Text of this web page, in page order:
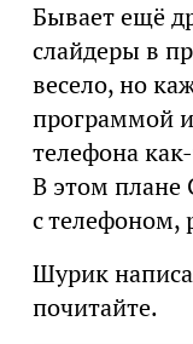
Бывает ещё
слайдеры в
весело, но
программой
телефона
В этом плане
с телефоном,
Шурик
почитайте.